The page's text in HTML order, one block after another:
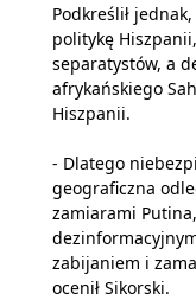
Podkreślił
politykę
separatystów, a
afrykańskiego
Hiszpanii.
- Dlatego
geograficzna
zamiarami
zabijaniem i
ocenił Sikorski.